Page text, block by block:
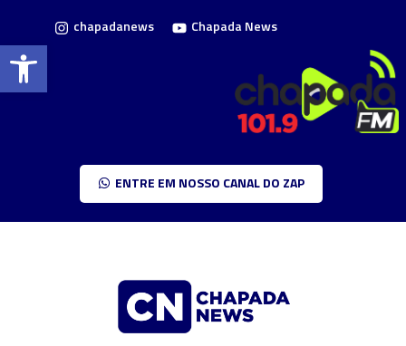
Barra de Ferramentas Aberta
chapadanews Chapada News
ENTRE EM NOSSO CANAL DO ZAP